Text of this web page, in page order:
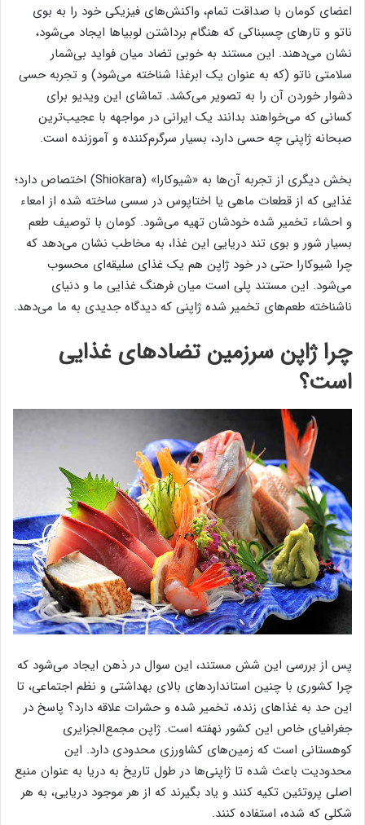
اعضای کومان با صداقت تمام، واکنش‌های فیزیکی خود را به بوی
ناتو و تارهای چسبناکی که هنگام برداشتن لوبیاها ایجاد می‌شود،
نشان می‌دهند. این مستند به خوبی تضاد میان فواید بی‌شمار
سلامتی ناتو (که به عنوان یک ابرغذا شناخته می‌شود) و تجربه حسی
دشوار خوردن آن را به تصویر می‌کشد. تماشای این ویدیو برای
کسانی که می‌خواهند بدانند یک ایرانی در مواجهه با عجیب‌ترین
صبحانه ژاپنی چه حسی دارد، بسیار سرگرم‌کننده و آموزنده است.
بخش دیگری از تجربه آن‌ها به «شیوکارا» (Shiokara) اختصاص دارد؛
غذایی که از قطعات ماهی یا اختاپوس در سسی ساخته شده از امعاء
و احشاء تخمیر شده خودشان تهیه می‌شود. کومان با توصیف طعم
بسیار شور و بوی تند دریایی این غذا، به مخاطب نشان می‌دهد که
چرا شیوکارا حتی در خود ژاپن هم یک غذای سلیقه‌ای محسوب
می‌شود. این مستند پلی است میان فرهنگ غذایی ما و دنیای
ناشناخته طعم‌های تخمیر شده ژاپنی که دیدگاه جدیدی به ما می‌دهد.
چرا ژاپن سرزمین تضادهای غذایی
است؟
پس از بررسی این شش مستند، این سوال در ذهن ایجاد می‌شود که
چرا کشوری با چنین استانداردهای بالای بهداشتی و نظم اجتماعی، تا
این حد به غذاهای زنده، تخمیر شده و حشرات علاقه دارد؟ پاسخ در
جغرافیای خاص این کشور نهفته است. ژاپن مجمع‌الجزایری
کوهستانی است که زمین‌های کشاورزی محدودی دارد. این
محدودیت باعث شده تا ژاپنی‌ها در طول تاریخ به دریا به عنوان منبع
اصلی پروتئین تکیه کنند و یاد بگیرند که از هر موجود دریایی، به هر
شکلی که شده، استفاده کنند.